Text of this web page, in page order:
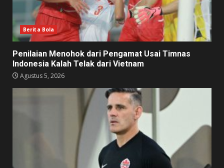
Berita Bola
Penilaian Menohok dari Pengamat Usai Timnas
Indonesia Kalah Telak dari Vietnam
Agustus 5, 2026